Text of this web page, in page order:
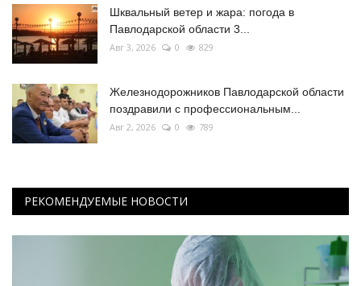
Шквальный ветер и жара: погода в
Павлодарской области 3...
Авг 3, 2026 0 829
Железнодорожников Павлодарской области
поздравили с профессиональным...
Авг 2, 2026 0 789
РЕКОМЕНДУЕМЫЕ НОВОСТИ